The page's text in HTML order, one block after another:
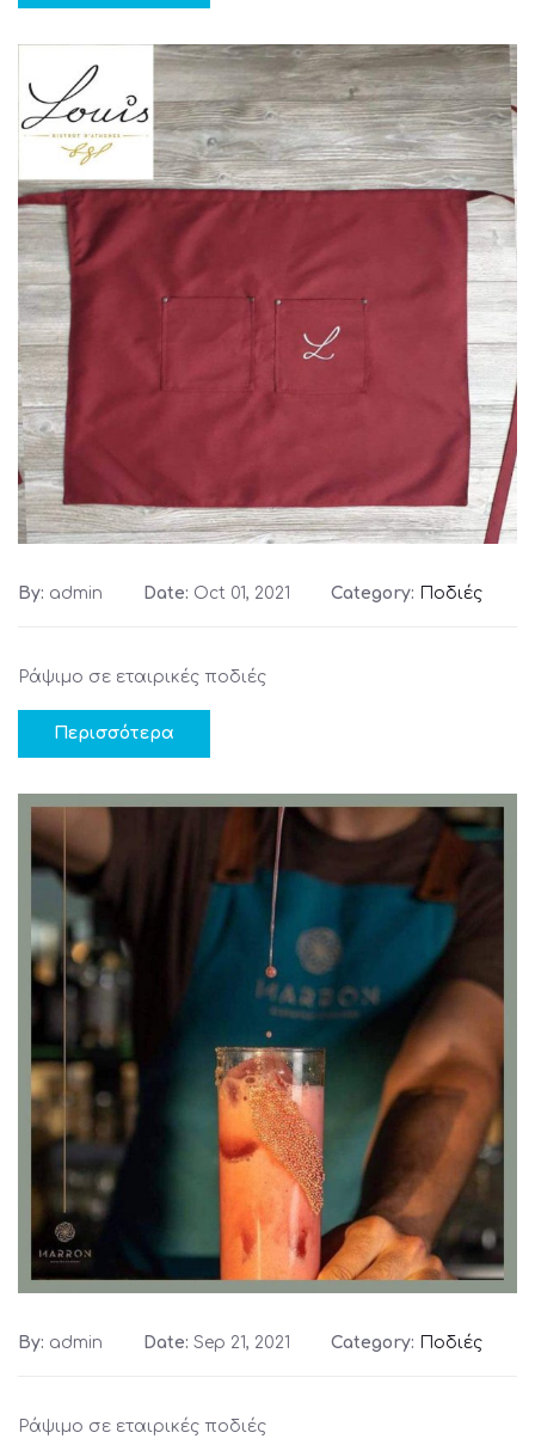
By: admin Date: Oct 01, 2021 Category: Ποδιές
Ράψιμο σε εταιρικές ποδιές
Περισσότερα
By: admin Date: Sep 21, 2021 Category: Ποδιές
Ράψιμο σε εταιρικές ποδιές